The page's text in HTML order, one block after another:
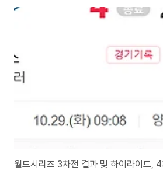
노립니다. 월드시리즈 4차전 하이라이트는 아래에
양키스 11-4 로스앤젤레스 다저스핵심 선수: 앤서
3타수..
월드시리즈 3차전 결과 및 하이라이트, 4